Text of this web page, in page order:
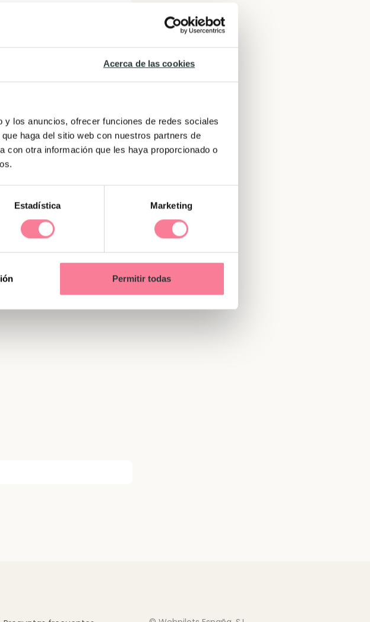
Acerca de las cookies
los anuncios, ofrecer funciones de redes sociales
haga del sitio web con nuestros partners de
con otra información que les haya proporcionado o
Estadística Marketing
Permitir todas
y encontrar la
dos veces a cumplir